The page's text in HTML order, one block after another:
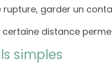
rupture, garder un
certaine distance
simples